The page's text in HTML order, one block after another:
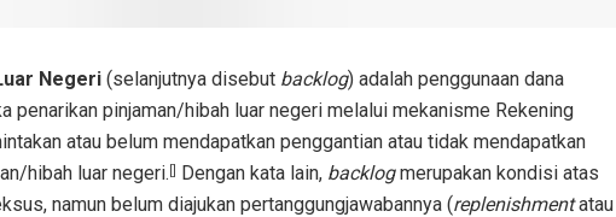
Negeri (selanjutnya disebut backlog) adalah penggunaan dana
penarikan pinjaman/hibah luar negeri melalui mekanisme Rekening
atau belum mendapatkan penggantian atau tidak mendapatkan
hibah luar negeri.
Dengan kata lain, backlogmerupakan kondisi atas
namun belum diajukan pertanggungjawabannya (replenishmentatau